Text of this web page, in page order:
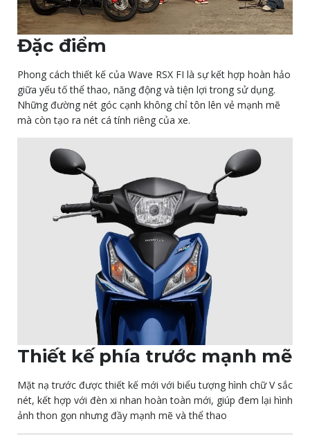
Đặc điểm
Phong cách thiết kế của Wave RSX FI là sự kết hợp hoàn hảo
giữa yếu tố thể thao, năng động và tiện lợi trong sử dụng.
Những đường nét góc cạnh không chỉ tôn lên vẻ mạnh mẽ
mà còn tạo ra nét cá tính riêng của xe.
Thiết kế phía trước mạnh mẽ
Mặt nạ trước được thiết kế mới với biểu tượng hình chữ V sắc
nét, kết hợp với đèn xi nhan hoàn toàn mới, giúp đem lại hình
ảnh thon gọn nhưng đầy mạnh mẽ và thể thao